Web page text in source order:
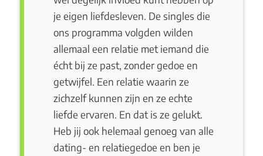
je eigen liefdesleven. De singles die
ons programma volgden wilden
allemaal een relatie met iemand die
écht bij ze past, zonder gedoe en
getwijfel. Een relatie waarin ze
zichzelf kunnen zijn en ze echte
liefde ervaren. En dat is ze gelukt.
Heb jij ook helemaal genoeg van alle
dating- en relatiegedoe en ben je